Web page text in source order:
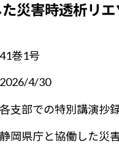
災害時透析リ
41巻1号
2026/4/30
各支部での特別講演抄
静岡県庁と協働した災